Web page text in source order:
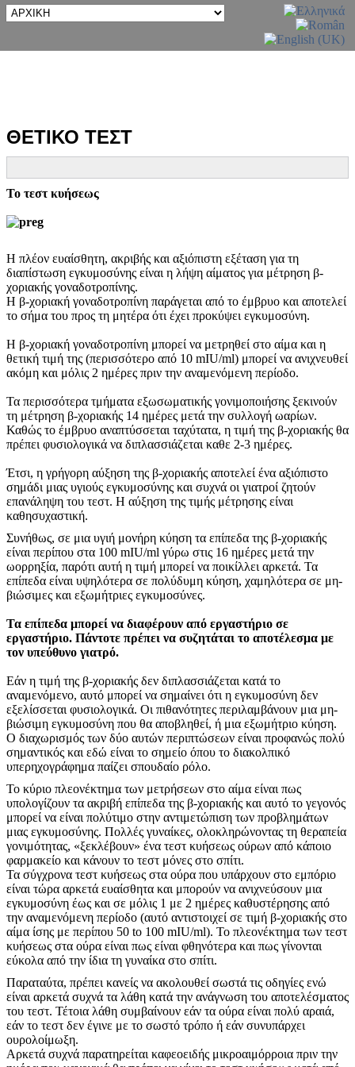
ΘΕΤΙΚΟ ΤΕΣΤ
Το τεστ κυήσεως
Η πλέον ευαίσθητη, ακριβής και αξιόπιστη εξέταση για τη
διαπίστωση εγκυμοσύνης είναι η λήψη αίματος για μέτρηση β-
χοριακής γοναδοτροπίνης.
Η β-χοριακή γοναδοτροπίνη παράγεται από το έμβρυο και αποτελεί
το σήμα του προς τη μητέρα ότι έχει προκύψει εγκυμοσύνη.
Η β-χοριακή γοναδοτροπίνη μπορεί να μετρηθεί στο αίμα και η
θετική τιμή της (περισσότερο από 10 mIU/ml) μπορεί να ανιχνευθεί
ακόμη και μόλις 2 ημέρες πριν την αναμενόμενη περίοδο.
Τα περισσότερα τμήματα εξωσωματικής γονιμοποιήσης ξεκινούν
τη μέτρηση β-χοριακής 14 ημέρες μετά την συλλογή ωαρίων.
Καθώς το έμβρυο αναπτύσσεται ταχύτατα, η τιμή της β-χοριακής θα
πρέπει φυσιολογικά να διπλασσιάζεται καθε 2-3 ημέρες.
Έτσι, η γρήγορη αύξηση της β-χοριακής αποτελεί ένα αξιόπιστο
σημάδι μιας υγιούς εγκυμοσύνης και συχνά οι γιατροί ζητούν
επανάληψη του τεστ. Η αύξηση της τιμής μέτρησης είναι
καθησυχαστική.
Συνήθως, σε μια υγιή μονήρη κύηση τα επίπεδα της β-χοριακής
είναι περίπου στα 100 mIU/ml γύρω στις 16 ημέρες μετά την
ωορρηξία, παρότι αυτή η τιμή μπορεί να ποικίλλει αρκετά. Τα
επίπεδα είναι υψηλότερα σε πολύδυμη κύηση, χαμηλότερα σε μη-
βιώσιμες και εξωμήτριες εγκυμοσύνες.
Τα επίπεδα μπορεί να διαφέρουν από εργαστήριο σε
εργαστήριο. Πάντοτε πρέπει να συζητάται το αποτέλεσμα με
τον υπεύθυνο γιατρό.
Εάν η τιμή της β-χοριακής δεν διπλασσιάζεται κατά το
αναμενόμενο, αυτό μπορεί να σημαίνει ότι η εγκυμοσύνη δεν
εξελίσσεται φυσιολογικά. Οι πιθανότητες περιλαμβάνουν μια μη-
βιώσιμη εγκυμοσύνη που θα αποβληθεί, ή μια εξωμήτριο κύηση.
Ο διαχωρισμός των δύο αυτών περιπτώσεων είναι προφανώς πολύ
σημαντικός και εδώ είναι το σημείο όπου το διακολπικό
υπερηχογράφημα παίζει σπουδαίο ρόλο.
Το κύριο πλεονέκτημα των μετρήσεων στο αίμα είναι πως
υπολογίζουν τα ακριβή επίπεδα της β-χοριακής και αυτό το γεγονός
μπορεί να είναι πολύτιμο στην αντιμετώπιση των προβλημάτων
μιας εγκυμοσύνης. Πολλές γυναίκες, ολοκληρώνοντας τη θεραπεία
γονιμότητας, «ξεκλέβουν» ένα τεστ κυήσεως ούρων από κάποιο
φαρμακείο και κάνουν το τεστ μόνες στο σπίτι.
Τα σύγχρονα τεστ κυήσεως στα ούρα που υπάρχουν στο εμπόριο
είναι τώρα αρκετά ευαίσθητα και μπορούν να ανιχνεύσουν μια
εγκυμοσύνη έως και σε μόλις 1 με 2 ημέρες καθυστέρησης από
την αναμενόμενη περίοδο (αυτό αντιστοιχεί σε τιμή β-χοριακής στο
αίμα ίσης με περίπου 50 to 100 mIU/ml). Το πλεονέκτημα των τεστ
κυήσεως στα ούρα είναι πως είναι φθηνότερα και πως γίνονται
εύκολα από την ίδια τη γυναίκα στο σπίτι.
Παραταύτα, πρέπει κανείς να ακολουθεί σωστά τις οδηγίες ενώ
είναι αρκετά συχνά τα λάθη κατά την ανάγνωση του αποτελέσματος
του τεστ. Τέτοια λάθη συμβαίνουν εάν τα ούρα είναι πολύ αραιά,
εάν το τεστ δεν έγινε με το σωστό τρόπο ή εάν συνυπάρχει
ουρολοίμωξη.
Αρκετά συχνά παρατηρείται καφεοειδής μικροαιμόρροια πριν την